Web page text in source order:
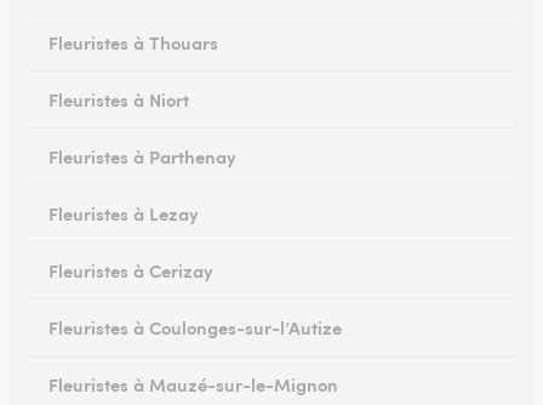
Fleuristes à Thouars
Fleuristes à Niort
Fleuristes à Parthenay
Fleuristes à Lezay
Fleuristes à Cerizay
Fleuristes à Coulonges-sur-l’Autize
Fleuristes à Mauzé-sur-le-Mignon